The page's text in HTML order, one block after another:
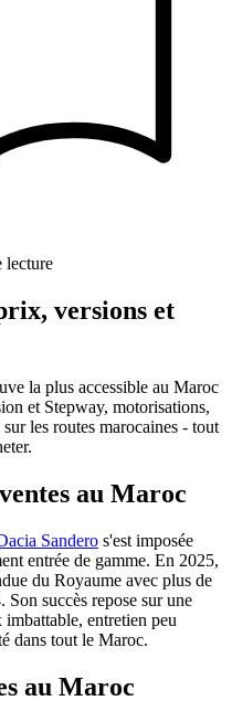
lecture
versions et
la plus accessible au Maroc
et Stepway, motorisations,
les routes marocaines - tout
au Maroc
Sandero s'est imposée
entrée de gamme. En 2025,
du Royaume avec plus de
succès repose sur une
entretien peu
dans tout le Maroc.
au Maroc